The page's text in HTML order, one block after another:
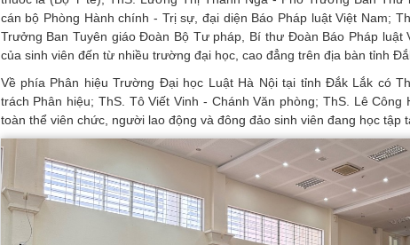
cán bộ Phòng Hành chính - Trị sự, đại diện Báo Pháp luật Việt Nam;
Trưởng Ban Tuyên giáo Đoàn Bộ Tư pháp, Bí thư Đoàn Báo Pháp
của sinh viên đến từ nhiều trường đại học, cao đẳng trên địa bàn tỉnh
Về phía Phân hiệu Trường Đại học Luật Hà Nội tại tỉnh Đắk Lắk có
trách Phân hiệu; ThS. Tô Viết Vinh - Chánh Văn phòng; ThS. Lê
toàn thể viên chức, người lao động và đông đảo sinh viên đang học tập